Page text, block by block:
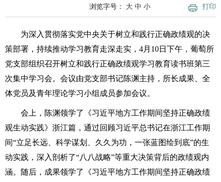
打印
浏览字号： 大 中 小
为深入贯彻落实党中央关于树立和践行正确政绩观的决
策部署，持续推动学习教育走深走实，4月10日下午，葡萄所
党支部组织召开树立和践行正确政绩观学习教育读书班第三
次集中学习会。会议由党支部书记陈渊主持，所长成果、全
体党员及青年理论学习小组成员参加会议。
会上，陈渊领学了《习近平地方工作期间坚持正确政绩
观生动实践》浙江篇，通过回顾习近平总书记在浙江工作期
间“立足长远、科学谋划、久久为功，一张蓝图绘到底”的生
动实践，深入剖析了“八八战略”等重大决策背后的政绩观内
涵。随后，成果领学了《习近平地方工作期间坚持正确政绩